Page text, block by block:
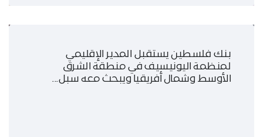
بنك فلسطين يستقبل المدير الإقليمي
لمنظمة اليونيسيف في منطقة الشرق
الأوسط وشمال أفريقيا ويبحث معه سبل...